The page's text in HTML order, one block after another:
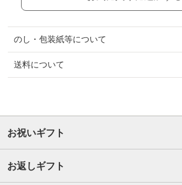
のし・包装紙等について
送料について
お祝いギフト
お返しギフト